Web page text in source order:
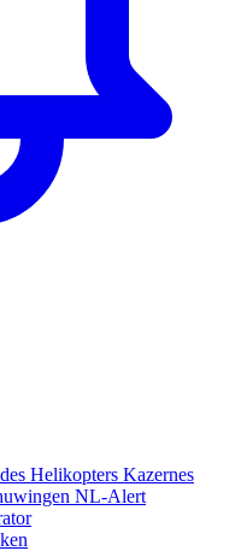
Helikopters Kazernes
NL-Alert